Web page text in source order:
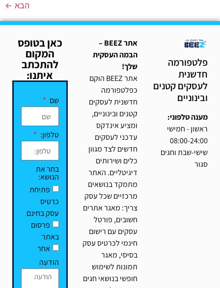
הבא ←
פלטפורמה
חדשנית
לעסקים קטנים
ובינוניים
מענה טלפוני:
ראשון - חמישי
שישי-שבת וחגים
סגור
אתר BEEZ –
הבמה העסקית
שלך!
אתר BEEZ הוקם
כפלטפורמה
חדשנית לעסקים
קטנים ובינוניים,
ומציע אינדקס
עדכני לעסקים
חדשים לצד מגוון
כלים ושירותים
דיגיטליים. האתר
מתמקד בנושאים
מרכזיים שכל עסק
צריך: מאגר אתרים
חשובים, פורטל
עסקים עם רישום
חינמי לכרטיס עסק
בסיסי, מאגר
תמונות לשימוש
חופשי בנושאי חגים
כאן בטופס
המקום
להתכתב
איתנו:
שם
טלפון:
בחר את
הנושא:
פתיחת
כרטיס
עסק בחינם
פרסום
באתר
אחר
הודעה